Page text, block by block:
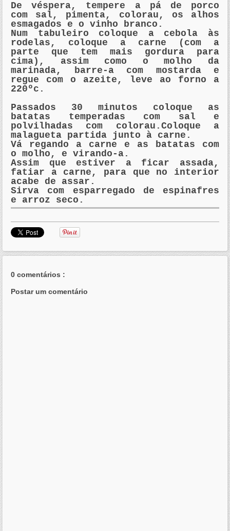
De véspera, tempere a pá de porco
com sal, pimenta, colorau, os alhos
esmagados e o vinho branco.
Num tabuleiro coloque a cebola às
rodelas, coloque a carne (com a
parte que tem mais gordura para
cima), assim como o molho da
marinada, barre-a com mostarda e
regue com o azeite, leve ao forno a
220ºc.
Passados 30 minutos coloque as
batatas temperadas com sal e
polvilhadas com colorau.Coloque a
malagueta partida junto à carne.
Vá regando a carne e as batatas com
o molho, e virando-a.
Assim que estiver a ficar assada,
fatiar a carne, para que no interior
acabe de assar.
Sirva com esparregado de espinafres
e arroz seco.
0 comentários :
Postar um comentário